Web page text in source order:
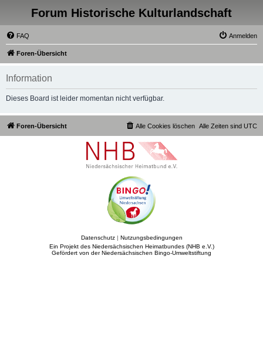
Forum Historische Kulturlandschaft
FAQ Anmelden
Foren-Übersicht
Information
Dieses Board ist leider momentan nicht verfügbar.
Foren-Übersicht Alle Zeiten sind UTC
Alle Cookies löschen
Datenschutz| Nutzungsbedingungen
Ein Projekt des Niedersächsischen Heimatbundes (NHB e.V.)
Gefördert von der Niedersächsischen Bingo-Umweltstiftung